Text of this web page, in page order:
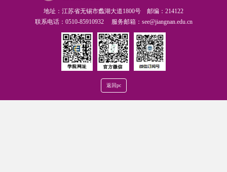
地址：江苏省无锡市蠡湖大道1800号 邮编：214122
联系电话：0510-85910932 服务邮箱：see@jiangnan.edu.cn
返回pc